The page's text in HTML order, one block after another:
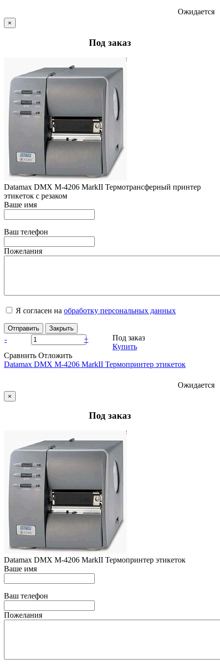
Ожидается
×
Под заказ
Datamax DMX M-4206 MarkII Термотрансферный принтер
этикеток с резаком
Ваше имя
Ваш телефон
Пожелания
Я согласен на обработку персональных данных
Отправить Закрыть
- +
Под заказ
Купить
Сравнить Отложить
Datamax DMX M-4206 MarkII Термопринтер этикеток
Ожидается
×
Под заказ
Datamax DMX M-4206 MarkII Термопринтер этикеток
Ваше имя
Ваш телефон
Пожелания